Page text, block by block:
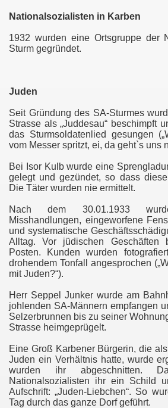
Nationalsozialisten in Karben
1932 wurden eine Ortsgruppe der
Sturm gegründet.
Juden
Seit Gründung des SA-Sturmes
Strasse als „Juddesau“ beschimpft
das Sturmsoldatenlied gesungen
vom Messer spritzt, ei, da geht`s uns
Bei Isor Kulb wurde eine
gelegt und gezündet, so dass
Die Täter wurden nie ermittelt.
Nach dem 30.01.1933
Misshandlungen, eingeworfene
und systematische
Alltag. Vor jüdischen Geschäften
Posten. Kunden wurden
drohendem Tonfall angesprochen
mit Juden?“).
Herr Seppel Junker wurde am
johlenden SA-Männern empfangen
Selzerbrunnen bis zu seiner
Strasse heimgeprügelt.
Eine Groß Karbener Bürgerin, die
Juden ein Verhältnis hatte, wurde
wurden ihr abgeschnitten.
Nationalsozialisten ihr ein Schild
Aufschrift: „Juden-Liebchen“. So
Tag durch das ganze Dorf geführt.